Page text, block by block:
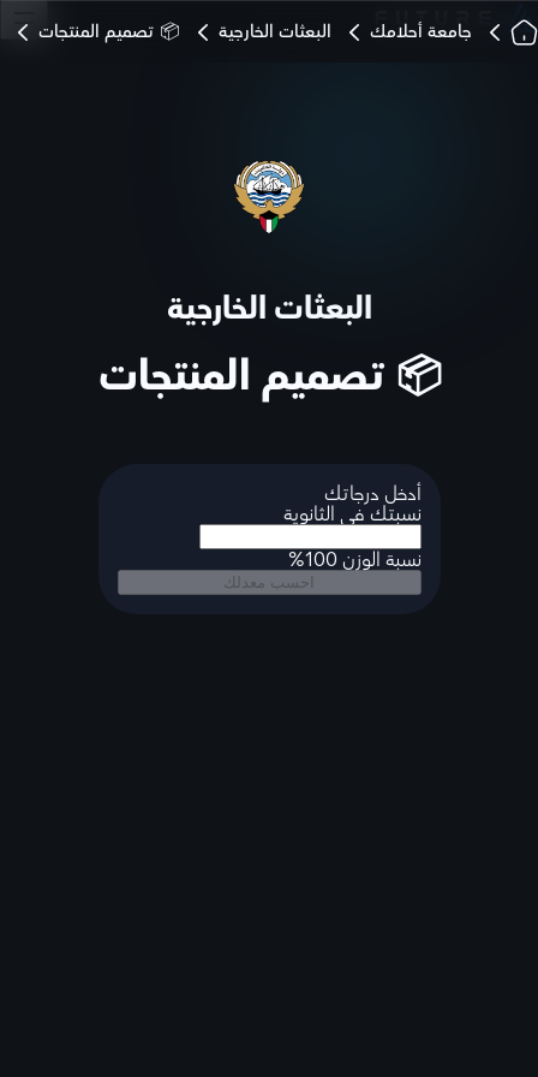
جامعة أحلامك البعثات الخارجية 📦 تصميم المنتجات
البعثات الخارجية
📦 تصميم المنتجات
أدخل درجاتك
نسبتك في الثانوية
نسبة الوزن 100%
احسب معدلك